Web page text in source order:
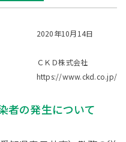
2020年10月14日
ＣＫＤ株式会社
https://www.ckd.co.jp/
者の発生について